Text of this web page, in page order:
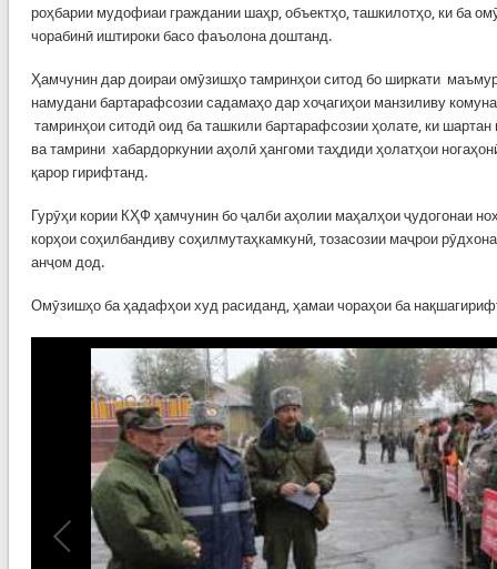
роҳбарии мудофиаи граждании шаҳр, объектҳо, ташкилотҳо, ки ба
чорабинӣ иштироки басо фаъолона доштанд.
Ҳамчунин дар доираи омӯзишҳо тамринҳои ситод бо ширкати
намудани бартарафсозии садамаҳо дар хоҷагиҳои манзиливу
тамринҳои ситодӣ оид ба ташкили бартарафсозии ҳолате, ки
ва тамрини хабардоркунии аҳолӣ ҳангоми таҳдиди ҳолатҳои
қарор гирифтанд.
Гурӯҳи кории КҲФ ҳамчунин бо ҷалби аҳолии маҳалҳои ҷудогонаи
корҳои соҳилбандиву соҳилмутаҳкамкунӣ, тозасозии маҷрои
анҷом дод.
Омӯзишҳо ба ҳадафҳои худ расиданд, ҳамаи чораҳои ба